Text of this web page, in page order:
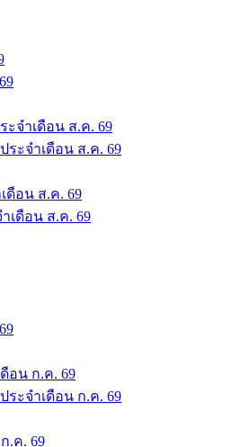
จำเดือน ส.ค. 69
ะจำเดือน ส.ค. 69
ดือน ส.ค. 69
เดือน ส.ค. 69
อน ก.ค. 69
ะจำเดือน ก.ค. 69
.ค. 69